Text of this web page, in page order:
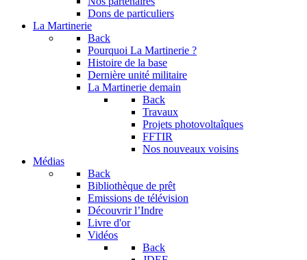
Dons de particuliers
La Martinerie
Back
Pourquoi La Martinerie ?
Histoire de la base
Dernière unité militaire
La Martinerie demain
Back
Travaux
Projets photovoltaîques
FFTIR
Nos nouveaux voisins
Médias
Back
Bibliothèque de prêt
Emissions de télévision
Découvrir l’Indre
Livre d'or
Vidéos
Back